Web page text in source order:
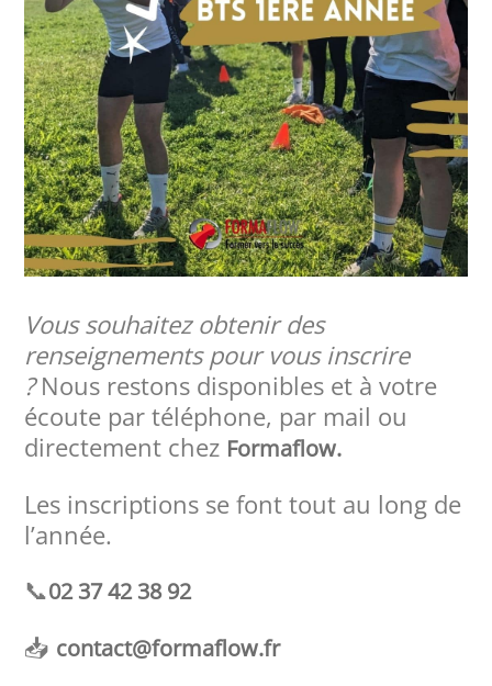
Vous souhaitez obtenir des
renseignements pour vous inscrire
?Nous restons disponibles et à votre
écoute par téléphone, par mail ou
directement chez Formaflow.
Les inscriptions se font tout au long de
l’année.
📞02 37 42 38 92
📥 contact@formaflow.fr